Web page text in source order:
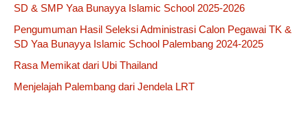
SD & SMP Yaa Bunayya Islamic School 2025-2026
Pengumuman Hasil Seleksi Administrasi Calon Pegawai TK &
SD Yaa Bunayya Islamic School Palembang 2024-2025
Rasa Memikat dari Ubi Thailand
Menjelajah Palembang dari Jendela LRT